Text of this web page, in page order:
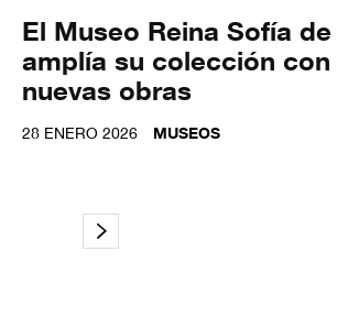
El Museo Reina Sofía
amplía su colección con
nuevas obras
28 ENERO 2026 MUSEOS